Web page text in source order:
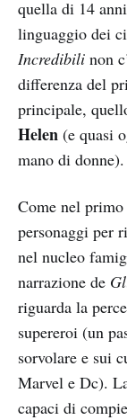
quella di 14
linguaggio dei
Incredibili non
differenza del
principale,
Helen (e quasi
mano di donne).
Come nel
personaggi per
nel nucleo
narrazione de
riguarda la
supereroi (un
sorvolare e sui
Marvel e Dc).
capaci di